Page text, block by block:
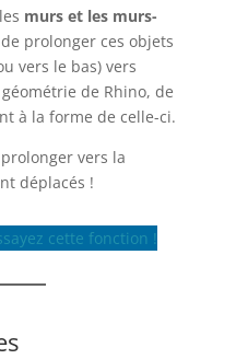
murs et les murs-
prolonger ces objets
vers le bas) vers
de Rhino, de
à la forme de celle-ci.
vers la
déplacés !
cette fonction !